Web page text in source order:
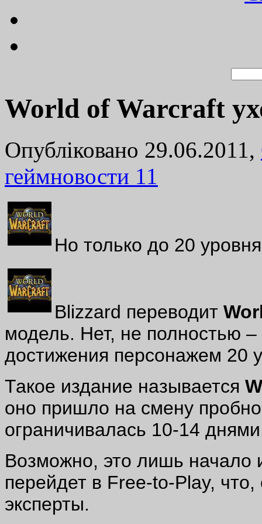
World of Warcraft
Опубліковано 29.06.2011,
геймновости 11
Но только до 20
Blizzard переводит
модель. Нет, не полностью
достижения персонажем 20
Такое издание называется
оно пришло на смену
ограничивалась 10-14
Возможно, это лишь
перейдет в Free-to-Play,
эксперты.